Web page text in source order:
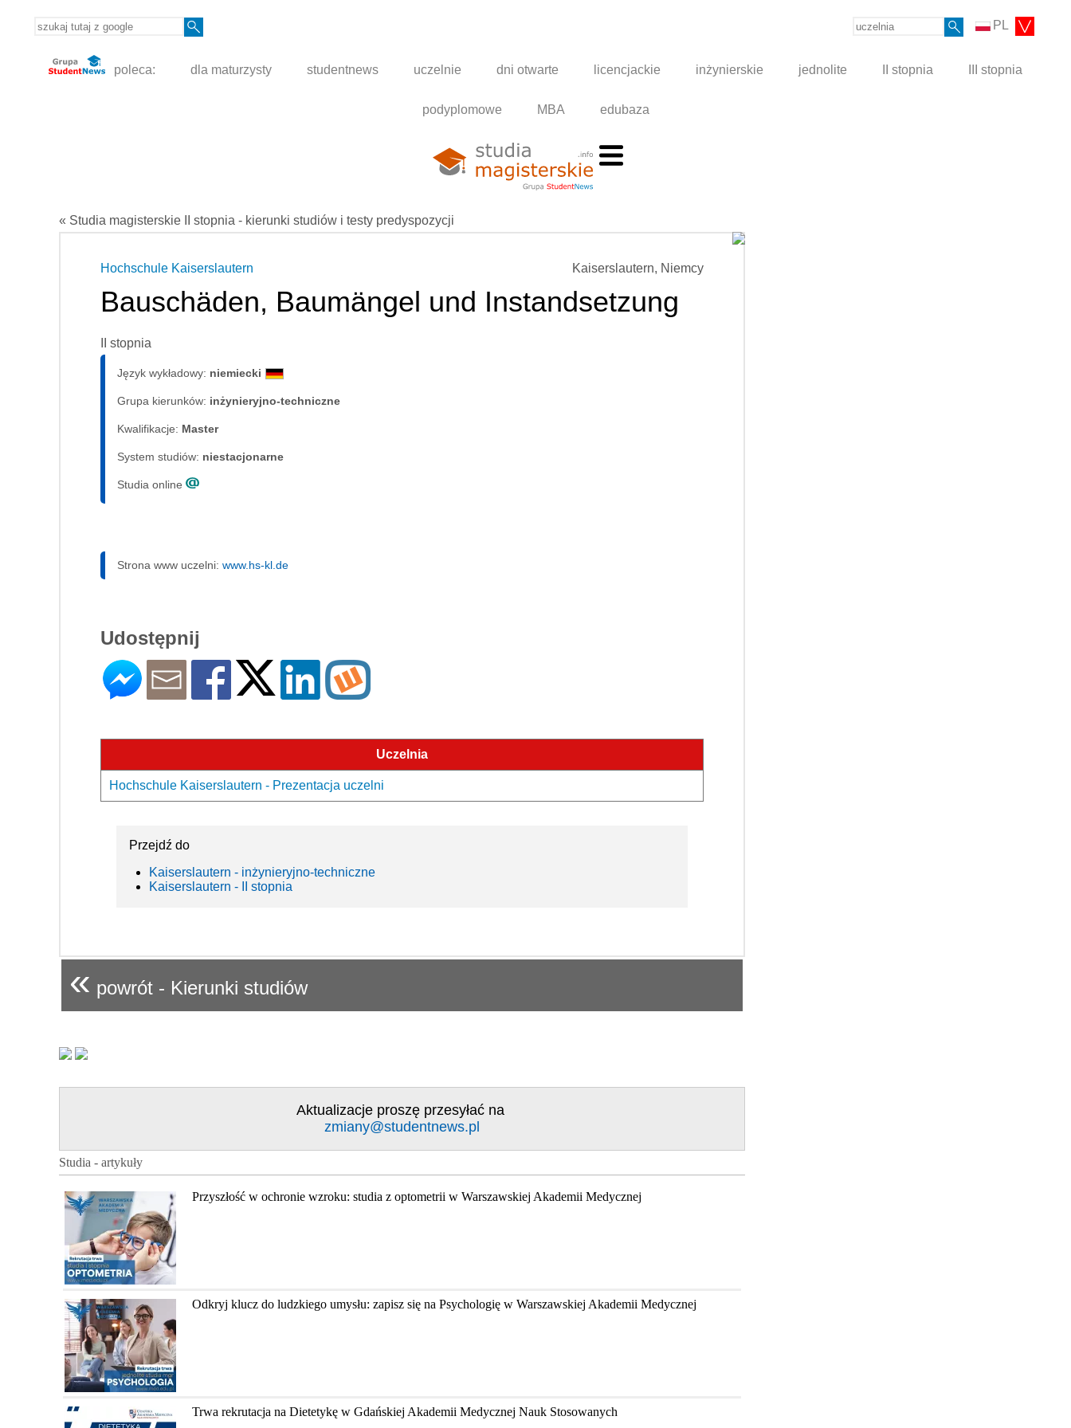
PL
poleca: dla maturzysty studentnews uczelnie dni otwarte licencjackie inżynierskie jednolite II stopnia III stopnia
podyplomowe MBA edubaza
« Studia magisterskie II stopnia - kierunki studiów i testy predyspozycji
Kaiserslautern, Niemcy
Hochschule Kaiserslautern
Bauschäden, Baumängel und Instandsetzung
II stopnia
Język wykładowy: niemiecki
Grupa kierunków: inżynieryjno-techniczne
Kwalifikacje: Master
System studiów: nie­sta­cjo­nar­ne
Studia online
Strona www uczelni: www.hs-kl.de
Udostępnij
Uczelnia
Hochschule Kaiserslautern - Prezentacja uczelni
Przejdź do
Kaiserslautern - inżynieryjno-techniczne
Kaiserslautern - II stopnia
« powrót - Kierunki studiów
Aktualizacje proszę przesyłać na
zmiany@studentnews.pl
Studia - artykuły
Przyszłość w ochronie wzroku: studia z optometrii w Warszawskiej Akademii Medycznej
Odkryj klucz do ludzkiego umysłu: zapisz się na Psychologię w Warszawskiej Akademii Medycznej
Trwa rekrutacja na Dietetykę w Gdańskiej Akademii Medycznej Nauk Stosowanych